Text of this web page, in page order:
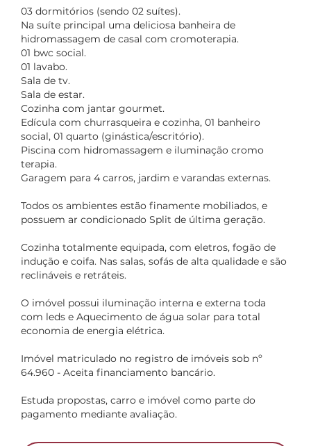
03 dormitórios (sendo 02 suítes).
Na suíte principal uma deliciosa banheira de
hidromassagem de casal com cromoterapia.
01 bwc social.
01 lavabo.
Sala de tv.
Sala de estar.
Cozinha com jantar gourmet.
Edícula com churrasqueira e cozinha, 01 banheiro
social, 01 quarto (ginástica/escritório).
Piscina com hidromassagem e iluminação cromo
terapia.
Garagem para 4 carros, jardim e varandas externas.
Todos os ambientes estão finamente mobiliados, e
possuem ar condicionado Split de última geração.
Cozinha totalmente equipada, com eletros, fogão de
indução e coifa. Nas salas, sofás de alta qualidade e são
reclináveis e retráteis.
O imóvel possui iluminação interna e externa toda
com leds e Aquecimento de água solar para total
economia de energia elétrica.
Imóvel matriculado no registro de imóveis sob nº
64.960 - Aceita financiamento bancário.
Estuda propostas, carro e imóvel como parte do
pagamento mediante avaliação.